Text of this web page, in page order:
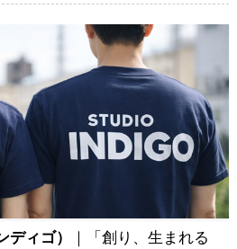
ィゴ）
｜「創り、生まれる